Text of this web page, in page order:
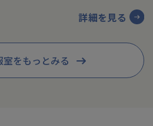
詳細を見る
室をもっとみる